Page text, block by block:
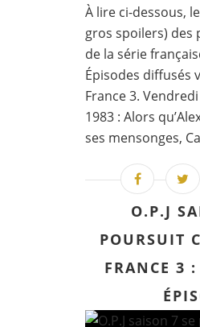
À lire ci-dessous,
gros spoilers) des
de la série
Épisodes diffusés
France 3.
1983 : Alors
ses mensonges,
O.P.J
POURSUIT
FRANCE 3 :